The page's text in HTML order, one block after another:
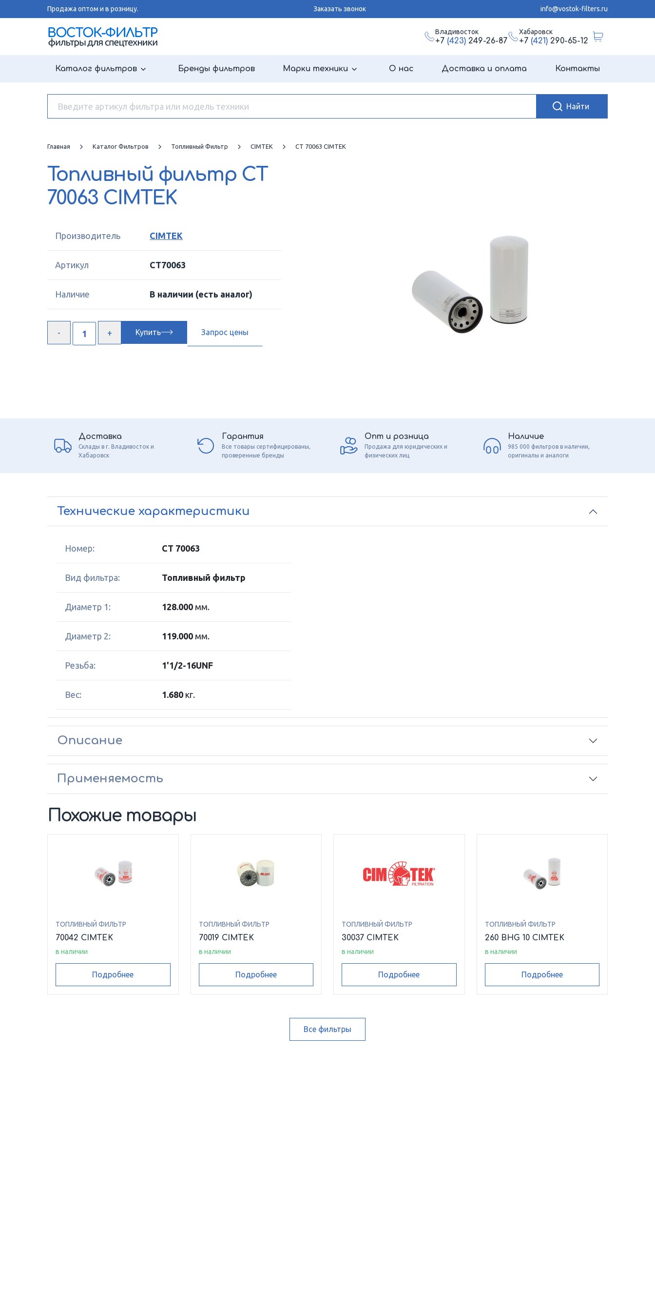
Продажа оптом и в розницу. Заказать звонок info@vostok-filters.ru
Владивосток
+7 (423)249-26-87
Хабаровск
+7 (421)290-65-12
Каталог фильтров Бренды фильтров Марки техники О нас Доставка и оплата Контакты
Главная Каталог Фильтров Топливный Фильтр CIMTEK CT 70063 CIMTEK
Топливный фильтр CT
70063 CIMTEK
Производитель CIMTEK
Артикул CT70063
Наличие В наличии (есть аналог)
Купить Запрос цены
Доставка
Склады в г. Владивосток и
Хабаровск
Гарантия
Все товары сертифицированы,
проверенные бренды
Опт и розница
Продажа для юридических и
физических лиц
Наличие
985 000 фильтров в наличии,
оригиналы и аналоги
Технические характеристики
Номер: CT 70063
Вид фильтра: Топливный фильтр
Диаметр 1: 128.000 мм.
Диаметр 2: 119.000 мм.
Резьба: 1'1/2-16UNF
Вес: 1.680 кг.
Описание
Применяемость
Похожие товары
ТОПЛИВНЫЙ ФИЛЬТР
70042 CIMTEK
в наличии
Подробнее
ТОПЛИВНЫЙ ФИЛЬТР
70019 CIMTEK
в наличии
Подробнее
ТОПЛИВНЫЙ ФИЛЬТР
30037 CIMTEK
в наличии
Подробнее
ТОПЛИВНЫЙ ФИЛЬТР
260 BHG 10 CIMTEK
в наличии
Подробнее
Все фильтры